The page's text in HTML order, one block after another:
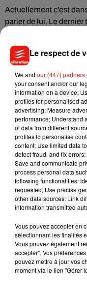
Actuellement c'est
parler de lui. Le dernier
écoulé à plus d'un
probablement la
en 2023.
Musique
5
4
Le respect de
We and our (447) partners
your consent and/or our
information on a device;
profiles for personalised
advertising; Measure
performance; Understand
of data from different
profiles to personalise
content; Use limited data
detect fraud, and fix
Save and communicate
process personal data
following functionalities:
requested; Use precise
other data sources; Link
information transmitted
Vous pouvez accepter en
sélectionnant les finalités
Vous pouvez également
accepter". Vos
pouvez mettre à jour vos
moment via le lien "Gérer